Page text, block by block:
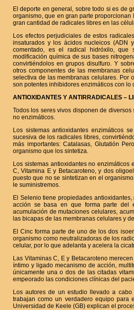
El deporte en general, sobre todo si es de
organismo, que en gran parte
gran cantidad de radicales libres en las
Los efectos perjudiciales de estos
insaturados y los ácidos nucleicos (ADN
comentado, es el radical hidróxilo, que
modificación química de sus bases
convirtiéndolos en grupos disulfuro. Y
otros componentes de las membranas
selectiva de las membranas celulares. Por
son potentes inhibidores enzimáticos con
ANTIOXIDANTES Y ANTIRRADICALES –
Todos los seres vivos disponen de
no enzimáticos.
Los sistemas antioxidantes enzimáticos
sucesiva de los radicales libres,
más importantes: Catalasas, Glutatión
organismo que los sintetiza.
Los sistemas antioxidantes no
C, Vitamina E y Betacaroteno, y dos
puesto que no se sintetizan en el
le suministremos.
El Selenio tiene propiedades
acción se basa en que forma parte del
acumulación de mutaciones celulares,
las bicapas de las membranas celulares y
El Cinc forma parte de uno de los dos
organismo como neutralizadoras de los
celular, por lo que adelanta y acelera la
Las Vitaminas C, E y Betacaroteno
íntimo y ligado mecanismo de acción,
únicamente una o dos de las citadas
empeorado las condiciones clínicas del
Los autores de un estudio llevado a
trabajan como un verdadero equipo para
Universidad de Keele (GB) explican el